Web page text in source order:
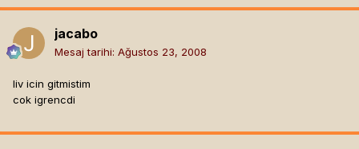
jacabo
Mesaj tarihi: Ağustos 23, 2008
liv icin gitmistim
cok igrencdi